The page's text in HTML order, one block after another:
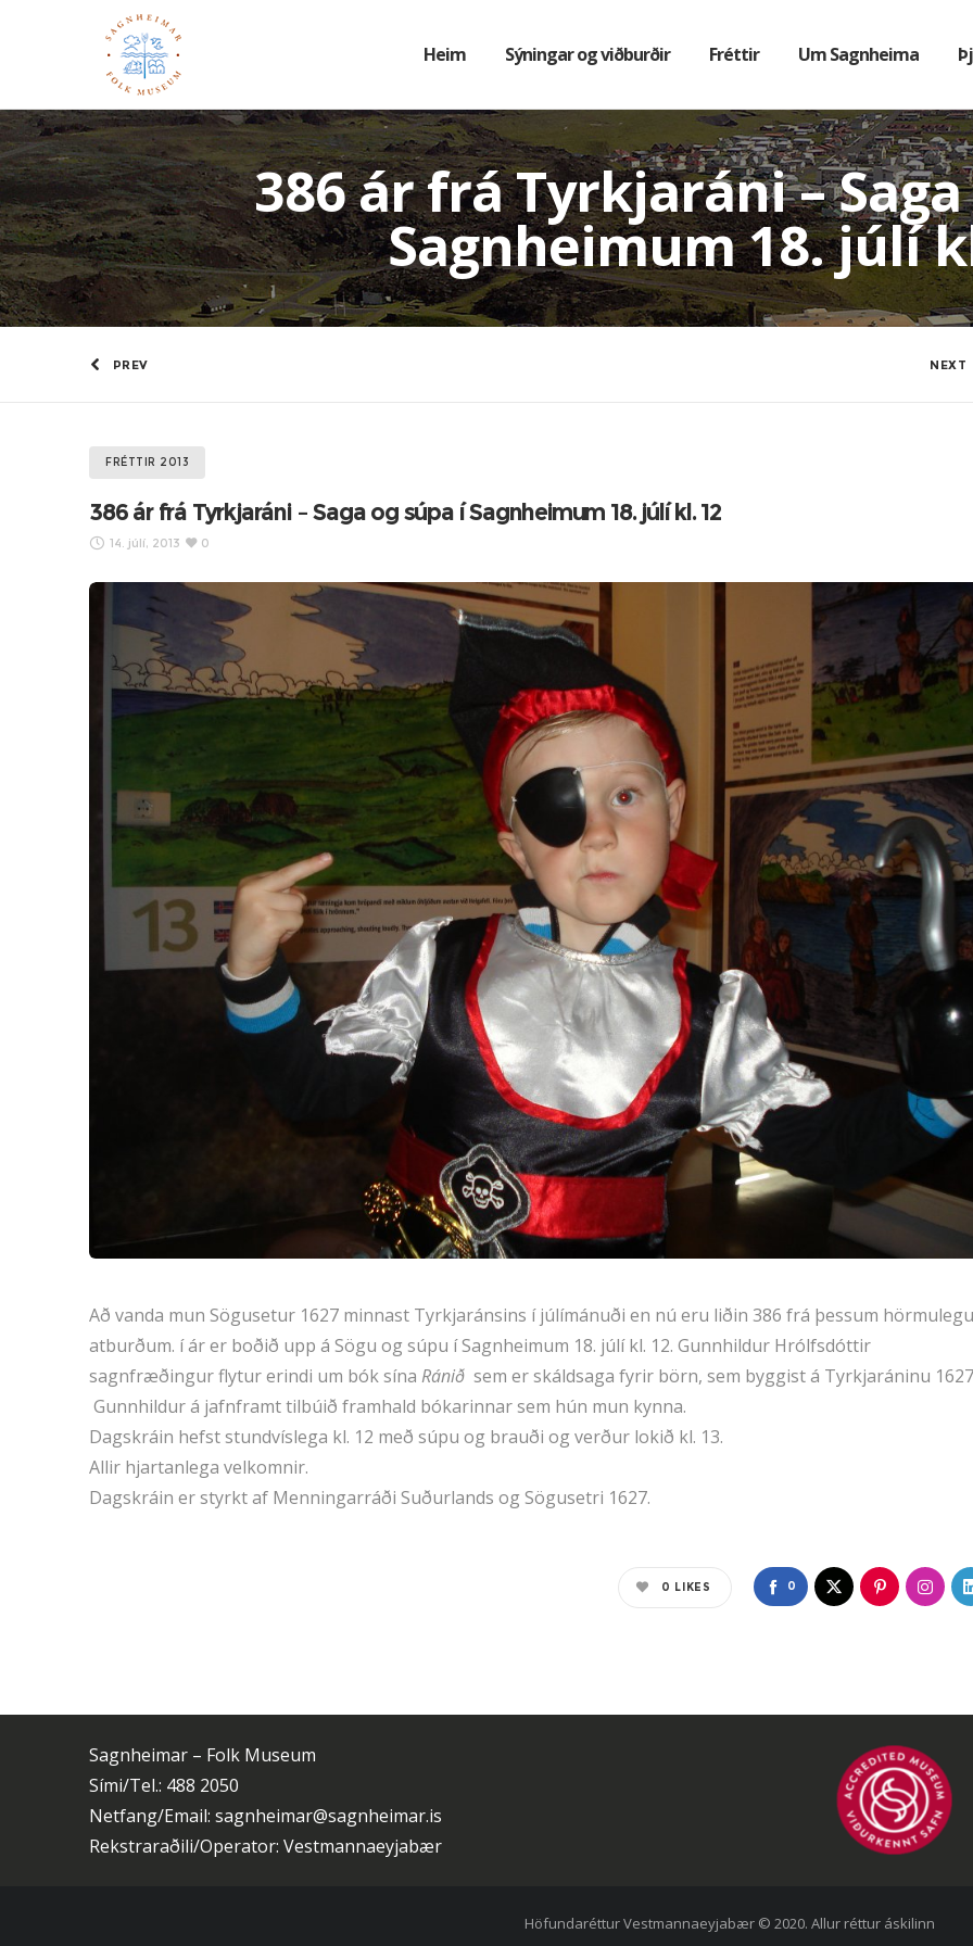
Heim Sýningar og viðburðir Fréttir Um Sagnheima
386 ár frá Tyrkjaráni –
Sagnheimum 18. júlí
PREV NEXT
FRÉTTIR 2013
386 ár frá Tyrkjaráni – Saga og súpa í Sagnheimum 18. júlí kl. 12
14. júlí, 2013 0
Að vanda mun Sögusetur 1627 minnast Tyrkjaránsins í júlímánuði en nú eru liðin 386 frá þessum hörmulegu
atburðum. í ár er boðið upp á Sögu og súpu í Sagnheimum 18. júlí kl. 12. Gunnhildur Hrólfsdóttir
sagnfræðingur flytur erindi um bók sína Ránið sem er skáldsaga fyrir börn, sem byggist á Tyrkjaráninu
Gunnhildur á jafnframt tilbúið framhald bókarinnar sem hún mun kynna.
Dagskráin hefst stundvíslega kl. 12 með súpu og brauði og verður lokið kl. 13.
Allir hjartanlega velkomnir.
Dagskráin er styrkt af Menningarráði Suðurlands og Sögusetri 1627.
0
0 LIKES
Sagnheimar – Folk Museum
Sími/Tel.: 488 2050
Netfang/Email: sagnheimar@sagnheimar.is
Rekstraraðili/Operator: Vestmannaeyjabær
Höfundaréttur Vestmannaeyjabær © 2020. Allur réttur áskilinn